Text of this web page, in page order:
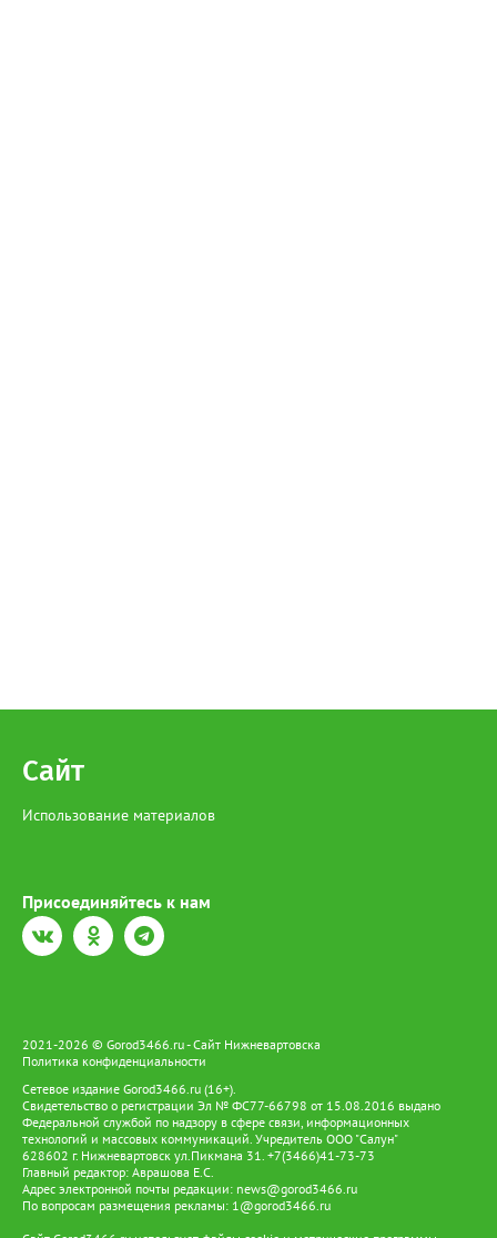
Сайт
Использование материалов
Присоединяйтесь к нам
2021-2026 © Gorod3466.ru - Сайт Нижневартовска
Политика конфиденциальности
Сетевое издание Gorod3466.ru (16+).
Свидетельство о регистрации Эл № ФС77-66798 от 15.08.2016 выдано
Федеральной службой по надзору в сфере связи, информационных
технологий и массовых коммуникаций. Учредитель ООО "Салун"
628602 г. Нижневартовск ул.Пикмана 31. +7(3466)41-73-73
Главный редактор: Аврашова Е.С.
Адрес электронной почты редакции: news@gorod3466.ru
По вопросам размещения рекламы: 1@gorod3466.ru